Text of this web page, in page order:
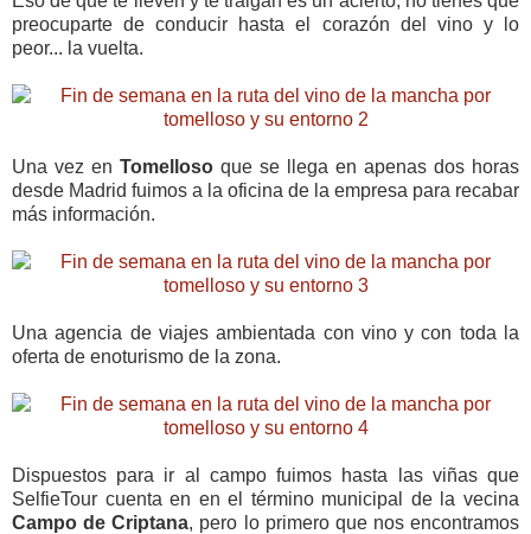
preocuparte de conducir hasta el corazón del vino y lo
peor... la vuelta.
Una vez en Tomelloso que se llega en apenas dos horas
desde Madrid fuimos a la oficina de la empresa para recabar
más información.
Una agencia de viajes ambientada con vino y con toda la
oferta de enoturismo de la zona.
Dispuestos para ir al campo fuimos hasta las viñas que
SelfieTour cuenta en en el término municipal de la vecina
Campo de Criptana, pero lo primero que nos encontramos